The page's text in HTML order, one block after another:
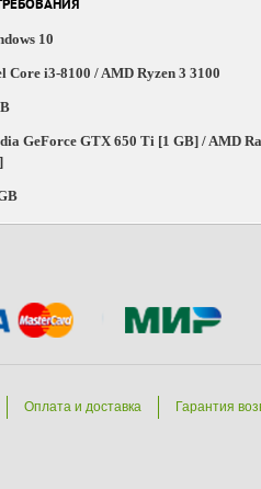
10
Core i3-8100 / AMD Ryzen 3 3100
GeForce GTX 650 Ti [1 GB] / AMD
Оплата и доставка Гарантия